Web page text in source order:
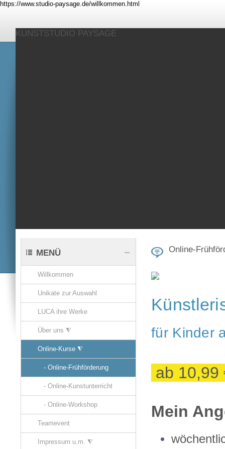
https://www.studio-paysage.de/willkommen.html
KUNSTSTUDIO PAYSAGE
MENÜ
Willkommen
Unikate zur Auswahl
LUCA ihre Werke
Über uns ⧨
Online-Kurse ⧨
- Online-Frühförderung
- Online-Kunstunterricht
- Online-Workshop
Teamevent
Impressum u.m. ⧨
Online-
für Kinder
ab 10,99
Mein